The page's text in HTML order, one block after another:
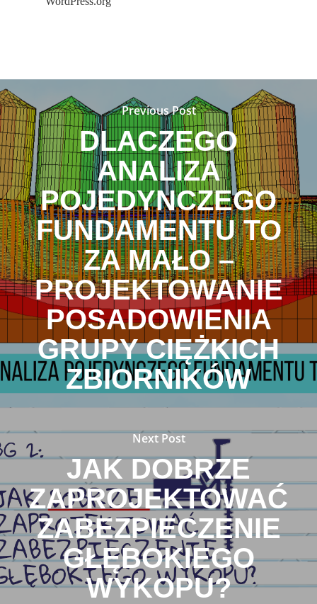
Previous Post
DLACZEGO
ANALIZA
POJEDYNCZEGO
FUNDAMENTU TO
ZA MAŁO –
PROJEKTOWANIE
POSADOWIENIA
GRUPY CIĘŻKICH
ZBIORNIKÓW
Next Post
JAK DOBRZE
ZAPROJEKTOWAĆ
ZABEZPIECZENIE
GŁĘBOKIEGO
WYKOPU?